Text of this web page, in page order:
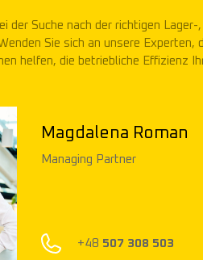
der Suche nach der richtigen
Sie sich an unsere Experten,
helfen, die betriebliche Effizienz
Mikołaj
Managing
+48